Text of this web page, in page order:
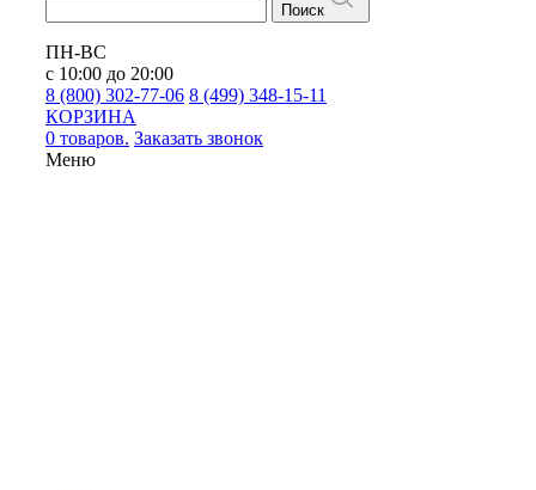
Поиск
ПН-ВС
с 10:00 до 20:00
8 (800) 302-77-06 8 (499) 348-15-11
КОРЗИНА
0 товаров. Заказать звонок
Меню